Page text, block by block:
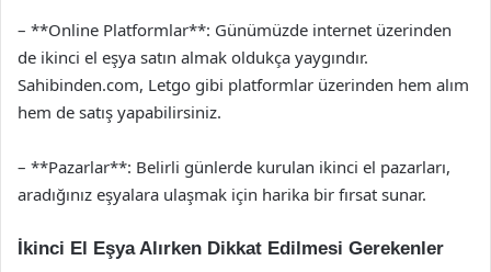
– **Online Platformlar**: Günümüzde internet üzerinden
de ikinci el eşya satın almak oldukça yaygındır.
Sahibinden.com, Letgo gibi platformlar üzerinden hem alım
hem de satış yapabilirsiniz.
– **Pazarlar**: Belirli günlerde kurulan ikinci el pazarları,
aradığınız eşyalara ulaşmak için harika bir fırsat sunar.
İkinci El Eşya Alırken Dikkat Edilmesi Gerekenler